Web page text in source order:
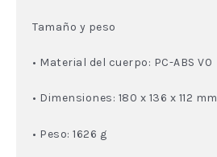
Tamaño y peso
• Material del cuerpo: PC-ABS V0
• Dimensiones: 180 x 136 x 112 mm
• Peso: 1626 g